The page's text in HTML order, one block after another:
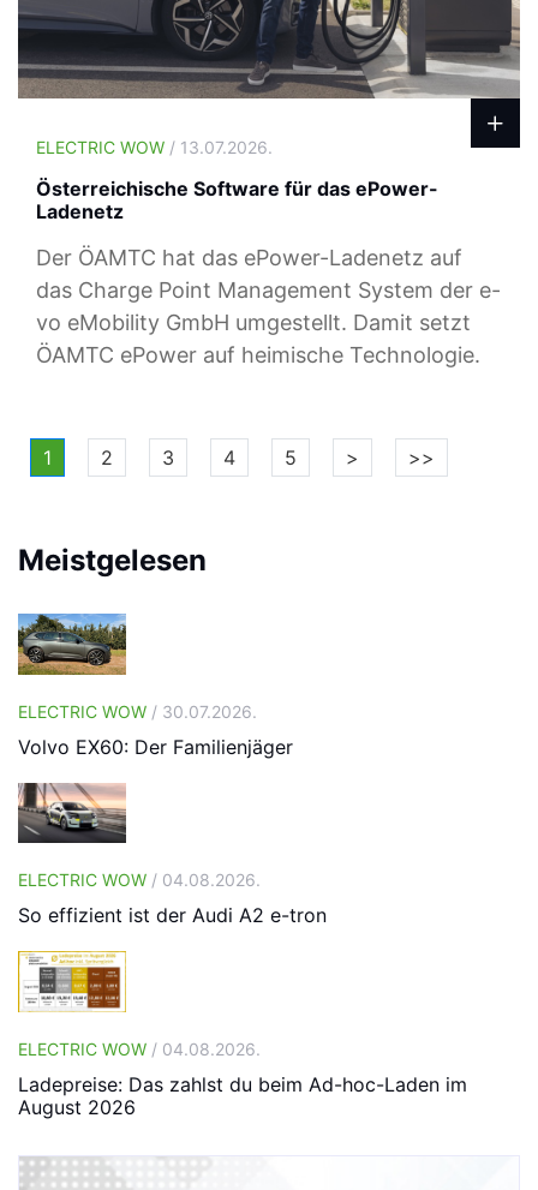
ELECTRIC WOW / 13.07.2026.
Österreichische Software für das ePower-
Ladenetz
Der ÖAMTC hat das ePower-Ladenetz auf
das Charge Point Management System der e-
vo eMobility GmbH umgestellt. Damit setzt
ÖAMTC ePower auf heimische Technologie.
1 2 3 4 5 > >>
Meistgelesen
ELECTRIC WOW / 30.07.2026.
Volvo EX60: Der Familienjäger
ELECTRIC WOW / 04.08.2026.
So effizient ist der Audi A2 e-tron
ELECTRIC WOW / 04.08.2026.
Ladepreise: Das zahlst du beim Ad-hoc-Laden im
August 2026